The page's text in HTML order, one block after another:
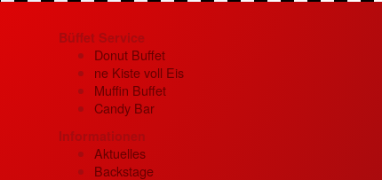
Büffet Service
Donut Buffet
ne Kiste voll Eis
Muffin Buffet
Candy Bar
Informationen
Aktuelles
Backstage